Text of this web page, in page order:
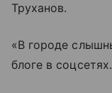
Труханов.
«В городе
блоге в соцсетях.